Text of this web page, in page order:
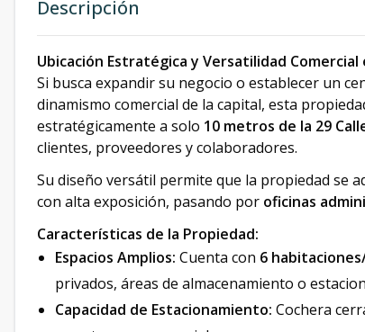
Descripción
Ubicación Estratégica y Versatilidad Comercial
Si busca expandir su negocio o establecer un
dinamismo comercial de la capital, esta
estratégicamente a solo 10 metros de la 29
clientes, proveedores y colaboradores.
Su diseño versátil permite que la propiedad se
con alta exposición, pasando por oficinas
Características de la Propiedad:
Espacios Amplios: Cuenta con 6
privados, áreas de almacenamiento o
Capacidad de Estacionamiento: Cochera